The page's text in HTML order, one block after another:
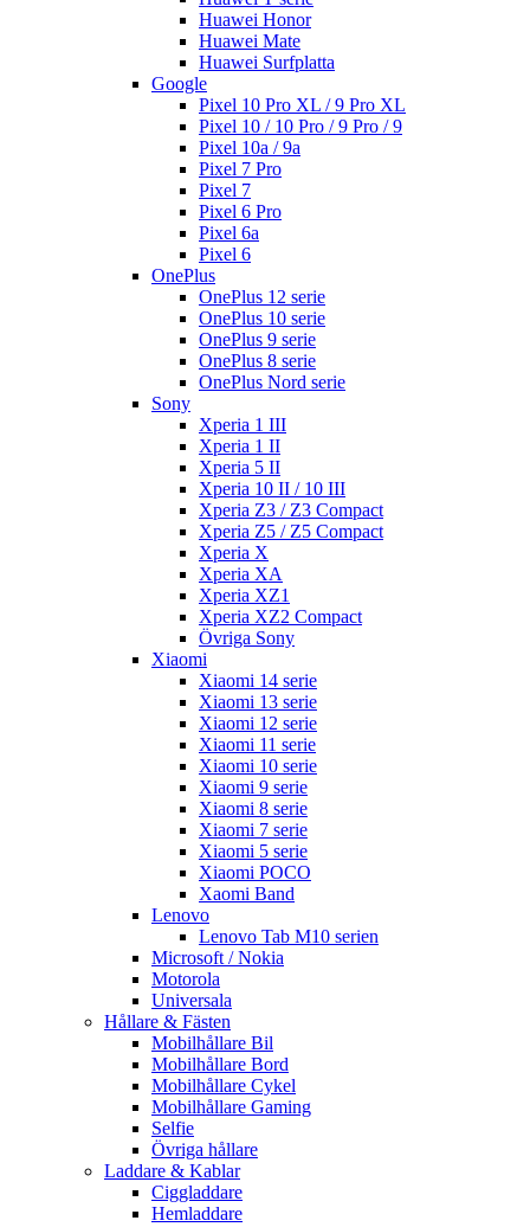
Huawei Honor
Huawei Mate
Huawei Surfplatta
Google
Pixel 10 Pro XL / 9 Pro XL
Pixel 10 / 10 Pro / 9 Pro / 9
Pixel 10a / 9a
Pixel 7 Pro
Pixel 7
Pixel 6 Pro
Pixel 6a
Pixel 6
OnePlus
OnePlus 12 serie
OnePlus 10 serie
OnePlus 9 serie
OnePlus 8 serie
OnePlus Nord serie
Sony
Xperia 1 III
Xperia 1 II
Xperia 5 II
Xperia 10 II / 10 III
Xperia Z3 / Z3 Compact
Xperia Z5 / Z5 Compact
Xperia X
Xperia XA
Xperia XZ1
Xperia XZ2 Compact
Övriga Sony
Xiaomi
Xiaomi 14 serie
Xiaomi 13 serie
Xiaomi 12 serie
Xiaomi 11 serie
Xiaomi 10 serie
Xiaomi 9 serie
Xiaomi 8 serie
Xiaomi 7 serie
Xiaomi 5 serie
Xiaomi POCO
Xaomi Band
Lenovo
Lenovo Tab M10 serien
Microsoft / Nokia
Motorola
Universala
Hållare & Fästen
Mobilhållare Bil
Mobilhållare Bord
Mobilhållare Cykel
Mobilhållare Gaming
Selfie
Övriga hållare
Laddare & Kablar
Ciggladdare
Hemladdare